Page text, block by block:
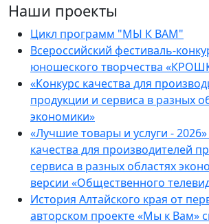
Наши проекты
Цикл программ "МЫ К ВАМ"
Всероссийский фестиваль-
юношеского творчества
«Конкурс качества для
продукции и сервиса в разных
экономики»
«Лучшие товары и услуги -
качества для производителей
сервиса в разных областях
версии «Общественного
История Алтайского края от
авторском проекте «Мы к Вам»